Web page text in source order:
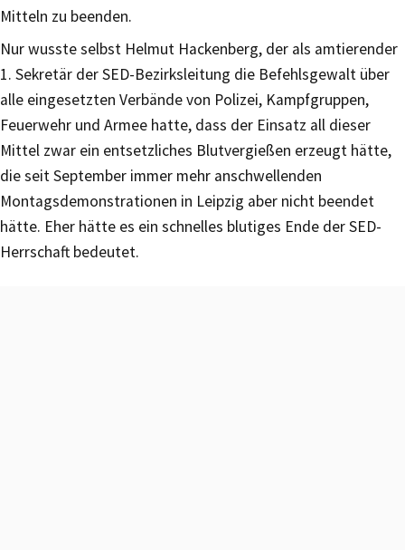
Mitteln zu beenden.
Nur wusste selbst Helmut Hackenberg, der als amtierender
1. Sekretär der SED-Bezirksleitung die Befehlsgewalt über
alle eingesetzten Verbände von Polizei, Kampfgruppen,
Feuerwehr und Armee hatte, dass der Einsatz all dieser
Mittel zwar ein entsetzliches Blutvergießen erzeugt hätte,
die seit September immer mehr anschwellenden
Montagsdemonstrationen in Leipzig aber nicht beendet
hätte. Eher hätte es ein schnelles blutiges Ende der SED-
Herrschaft bedeutet.